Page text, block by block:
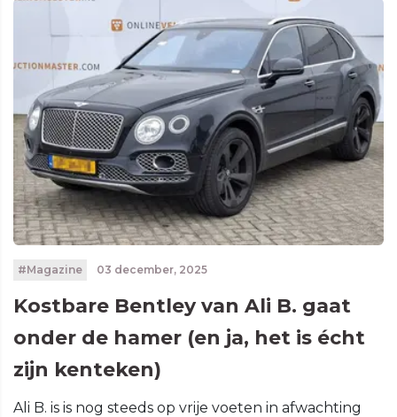
#Magazine 03 december, 2025
Kostbare Bentley van Ali B. gaat
onder de hamer (en ja, het is écht
zijn kenteken)
Ali B. is is nog steeds op vrije voeten in afwachting